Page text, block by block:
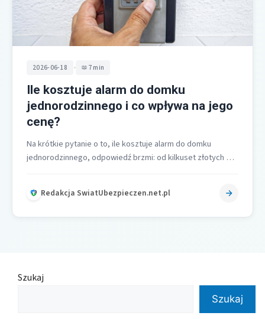
2026-06-18 • 7 min
Ile kosztuje alarm do domku
jednorodzinnego i co wpływa na jego
cenę?
Na krótkie pytanie o to, ile kosztuje alarm do domku
jednorodzinnego, odpowiedź brzmi: od kilkuset złotych do
Redakcja SwiatUbezpieczen.net.pl
Szukaj
Szukaj